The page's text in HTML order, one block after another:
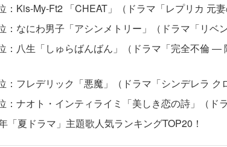
：Kis-My-Ft2 「CHEAT」（ドラマ「レプリカ 元妻
：なにわ男子「アシンメトリー」（ドラマ「リベ
：八生「しゅらばんばん」（ドラマ「完全不倫
：フレデリック「悪魔」（ドラマ「シンデレラ ク
：ナオト・インティライミ「美しき恋の詩」（ド
「夏ドラマ」主題歌人気ランキングTOP20！